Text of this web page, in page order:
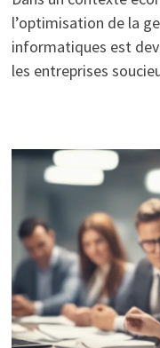
l’optimisation de la
informatiques est
les entreprises